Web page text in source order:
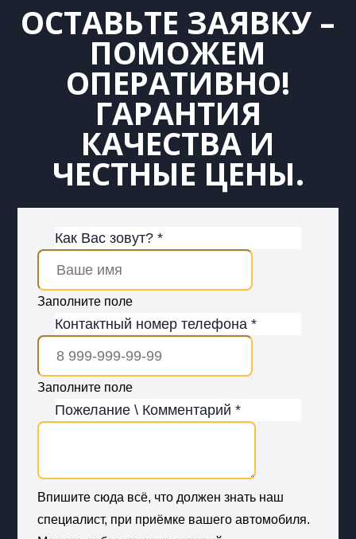
ОСТАВЬТЕ ЗАЯВКУ –
ПОМОЖЕМ
ОПЕРАТИВНО!
ГАРАНТИЯ
КАЧЕСТВА И
ЧЕСТНЫЕ ЦЕНЫ.
Как Вас зовут? *
Заполните поле
Контактный номер телефона *
Заполните поле
Пожелание \ Комментарий *
Впишите сюда всё, что должен знать наш
специалист, при приёмке вашего автомобиля.